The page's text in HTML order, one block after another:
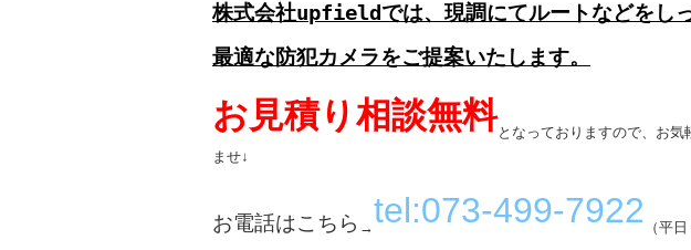
株式会社upfieldでは、現調にてルートなどをし
最適な防犯カメラをご提案いたします。
お見積り相談無料となっておりますので、お
ませ↓
お電話はこちら →tel:073-499-7922 （平